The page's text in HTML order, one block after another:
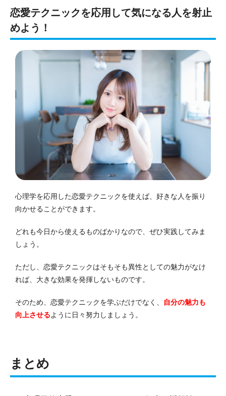
恋愛テクニックを応用して気になる人を射止
めよう！
心理学を応用した恋愛テクニックを使えば、好きな人を振り
向かせることができます。
どれも今日から使えるものばかりなので、ぜひ実践してみま
しょう。
ただし、恋愛テクニックはそもそも異性としての魅力がなけ
れば、大きな効果を発揮しないものです。
そのため、恋愛テクニックを学ぶだけでなく、
自分の魅力も
向上させるように日々努力しましょう。
まとめ